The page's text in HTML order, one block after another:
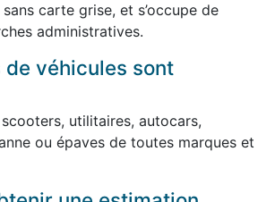
carte grise, et s’occupe de
administratives.
de véhicules sont
utilitaires, autocars,
ou épaves de toutes marques et